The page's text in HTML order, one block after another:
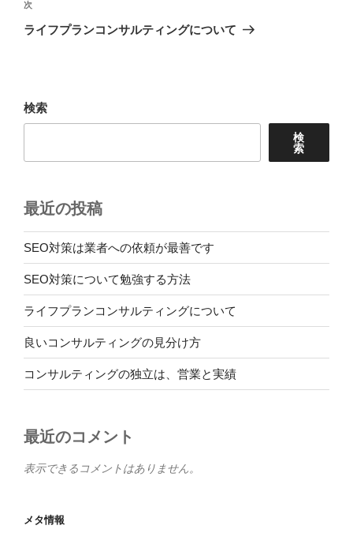
ゲ
ン
稿
次
の
次
ライフプランコンサルティングについて
検索
検
索
最近の投稿
SEO対策は業者への依頼が最善です
SEO対策について勉強する方法
ライフプランコンサルティングについて
良いコンサルティングの見分け方
コンサルティングの独立は、営業と実績
最近のコメント
表示できるコメントはありません。
メタ情報